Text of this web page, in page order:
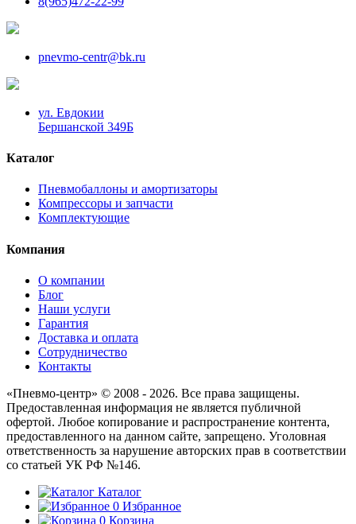
pnevmo-centr@bk.ru
ул. Евдокии
Бершанской 349Б
Каталог
Пневмобаллоны и амортизаторы
Компрессоры и запчасти
Комплектующие
Компания
О компании
Блог
Наши услуги
Гарантия
Доставка и оплата
Сотрудничество
Контакты
«Пневмо-центр» © 2008 - 2026. Все права защищены.
Предоставленная информация не является публичной
офертой. Любое копирование и распространение контента,
предоставленного на данном сайте, запрещено. Уголовная
ответственность за нарушение авторских прав в соответствии
со статьей УК РФ №146.
Каталог
0 Избранное
0 Корзина